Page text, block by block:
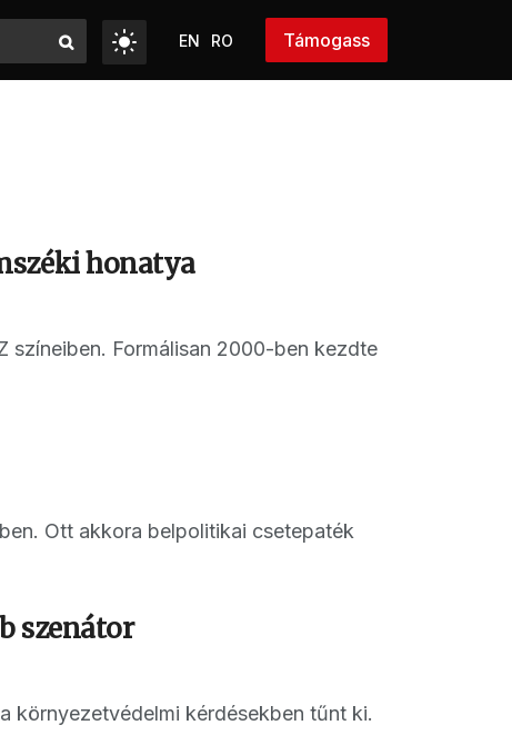
EN RO Támogass
honatya
színeiben. Formálisan 2000-ben kezdte
Ott akkora belpolitikai csetepaték
szenátor
környezetvédelmi kérdésekben tűnt ki.